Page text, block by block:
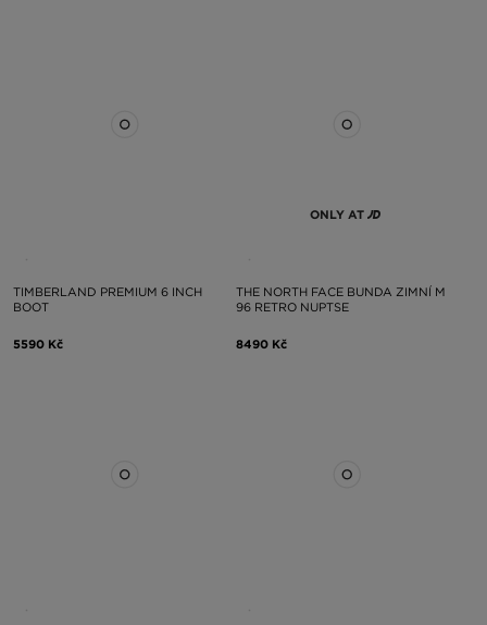
TIMBERLAND PREMIUM 6 INCH
BOOT
5590 Kč
ONLY AT
THE NORTH FACE BUNDA ZIMNÍ M
96 RETRO NUPTSE
8490 Kč